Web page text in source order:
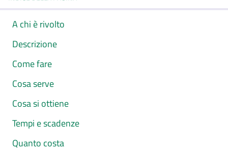
A chi è rivolto
Descrizione
Come fare
Cosa serve
Cosa si ottiene
Tempi e scadenze
Quanto costa